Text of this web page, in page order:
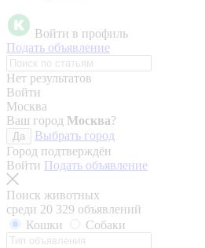
Войти в профиль
Подать объявление
Нет результатов
Войти
Москва
Ваш город Москва?
Да
Выбрать город
Город подтверждён
Войти Подать объявление
Поиск животных
среди 20 329 объявлений
Кошки
Собаки